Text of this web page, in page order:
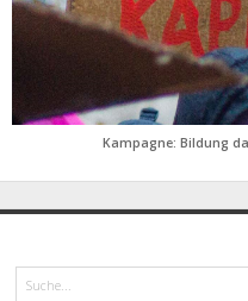
Kampagne: Bildung